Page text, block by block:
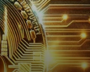
HABERLER